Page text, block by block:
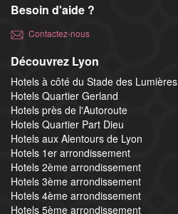
Besoin d'aide ?
Contactez-nous
Découvrez Lyon
Hotels à côté du Stade des Lumières
Hotels Quartier Gerland
Hotels près de l'Autoroute
Hotels Quartier Part Dieu
Hotels aux Alentours de Lyon
Hotels 1er arrondissement
Hotels 2ème arrondissement
Hotels 3ème arrondissement
Hotels 4ème arrondissement
Hotels 5ème arrondissement